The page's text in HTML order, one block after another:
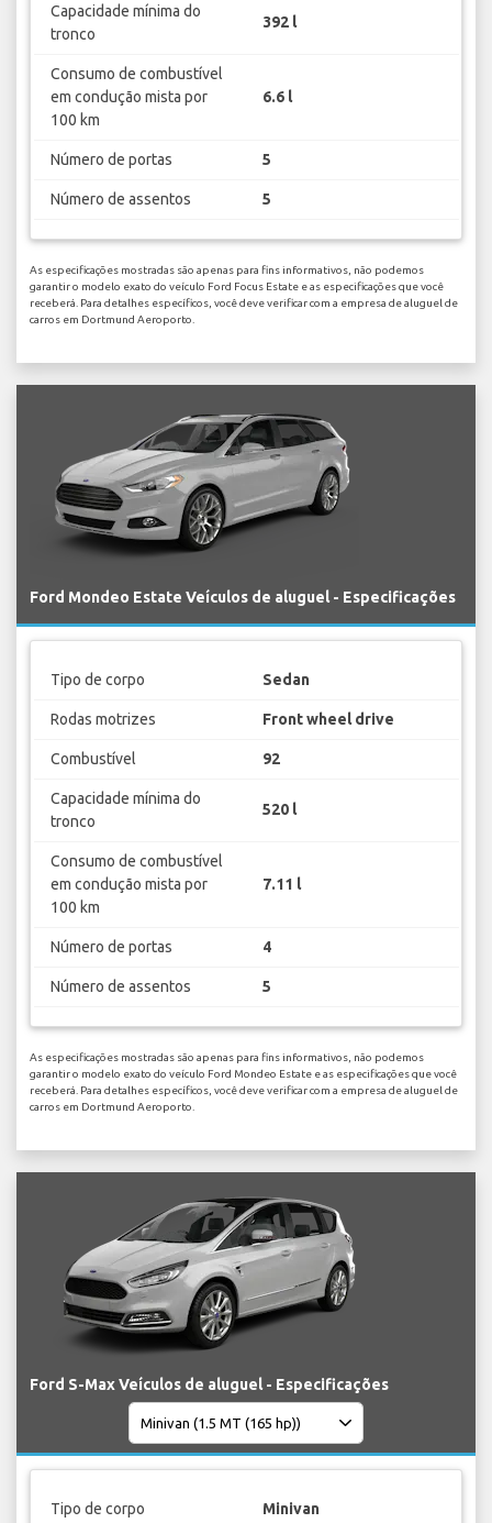
Capacidade mínima do
tronco
392 l
Consumo de combustível
em condução mista por
100 km
6.6 l
Número de portas 5
Número de assentos 5
As especificações mostradas são apenas para fins informativos, não podemos
garantir o modelo exato do veículo Ford Focus Estate e as especificações que você
receberá. Para detalhes específicos, você deve verificar com a empresa de aluguel de
carros em Dortmund Aeroporto.
Ford Mondeo Estate Veículos de aluguel - Especificações
Tipo de corpo Sedan
Rodas motrizes Front wheel drive
Combustível 92
Capacidade mínima do
tronco
520 l
Consumo de combustível
em condução mista por
100 km
7.11 l
Número de portas 4
Número de assentos 5
As especificações mostradas são apenas para fins informativos, não podemos
garantir o modelo exato do veículo Ford Mondeo Estate e as especificações que você
receberá. Para detalhes específicos, você deve verificar com a empresa de aluguel de
carros em Dortmund Aeroporto.
Ford S-Max Veículos de aluguel - Especificações
Tipo de corpo Minivan